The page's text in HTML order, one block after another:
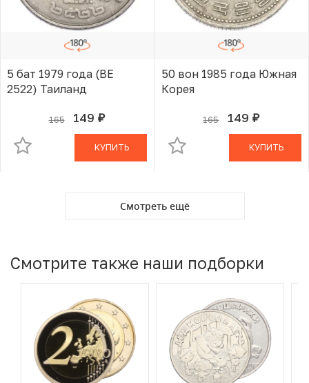
5 бат 1979 года (BE
2522) Таиланд
165 149 руб.
В КОРЗИНЕ
КУПИТЬ
50 вон 1985 года Южная
Корея
165 149 руб.
В КОРЗИНЕ
КУПИТЬ
Смотреть ещё
Смотрите также наши подборки